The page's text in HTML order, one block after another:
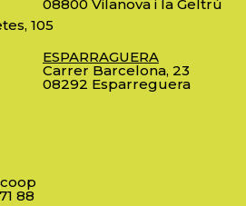
105
88
08800 Vilanova i la Geltrú
ESPARRAGUERA
Carrer Barcelona, 23
08292 Esparreguera